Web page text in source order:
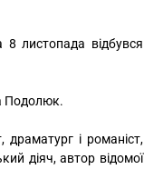
листопада відбувся
Подолюк.
драматург і романіст,
діяч, автор відомої